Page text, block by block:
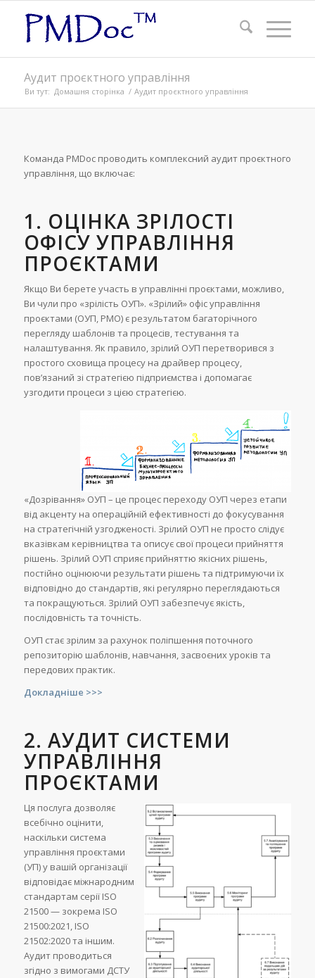
Аудит проєктного управління
Ви тут: Домашня сторінка / Аудит проєктного управління
Команда PMDoc проводить комплексний аудит проєктного
управління, що включає:
1. ОЦІНКА ЗРІЛОСТІ
ОФІСУ УПРАВЛІННЯ
ПРОЄКТАМИ
Якщо Ви берете участь в управлінні проєктами, можливо,
Ви чули про «зрілість ОУП». «Зрілий» офіс управління
проєктами (ОУП, PMO) є результатом багаторічного
перегляду шаблонів та процесів, тестування та
налаштування. Як правило, зрілий ОУП перетворився з
простого сховища процесу на драйвер процесу,
пов’язаний зі стратегією підприємства і допомагає
узгодити процеси з цією стратегією.
«Дозрівання» ОУП – це процес переходу ОУП через етапи
від акценту на операційній ефективності до фокусування
на стратегічній узгодженості. Зрілий ОУП не просто слідує
вказівкам керівництва та описує свої процеси прийняття
рішень. Зрілий ОУП сприяє прийняттю якісних рішень,
постійно оцінюючи результати рішень та підтримуючи їх
відповідно до стандартів, які регулярно переглядаються
та покращуються. Зрілий ОУП забезпечує якість,
послідовність та точність.
ОУП стає зрілим за рахунок поліпшення поточного
репозиторію шаблонів, навчання, засвоєних уроків та
передових практик.
Докладніше >>>
2. АУДИТ СИСТЕМИ
УПРАВЛІННЯ
ПРОЄКТАМИ
Ця послуга дозволяє
всебічно оцінити,
наскільки система
управління проєктами
(УП) у вашій організації
відповідає міжнародним
стандартам серії ISO
21500 — зокрема ISO
21500:2021, ISO
21502:2020 та іншим.
Аудит проводиться
згідно з вимогами ДСТУ